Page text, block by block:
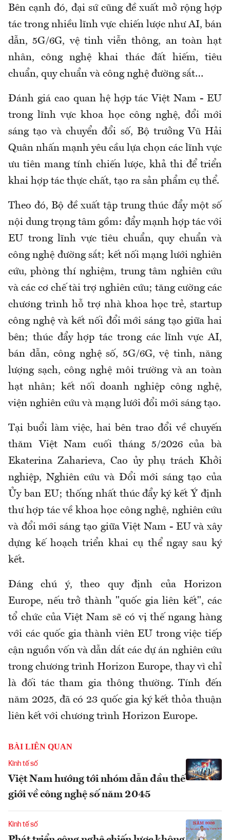
Bên cạnh đó, đại sứ cũng đề xuất mở rộng hợp
tác trong nhiều lĩnh vực chiến lược như AI, bán
dẫn, 5G/6G, vệ tinh viễn thông, an toàn hạt
nhân, công nghệ khai thác đất hiếm, tiêu
chuẩn, quy chuẩn và công nghệ đường sắt…
Đánh giá cao quan hệ hợp tác Việt Nam - EU
trong lĩnh vực khoa học công nghệ, đổi mới
sáng tạo và chuyển đổi số, Bộ trưởng Vũ Hải
Quân nhấn mạnh yêu cầu lựa chọn các lĩnh vực
ưu tiên mang tính chiến lược, khả thi để triển
khai hợp tác thực chất, tạo ra sản phẩm cụ thể.
Theo đó, Bộ đề xuất tập trung thúc đẩy một số
nội dung trọng tâm gồm: đẩy mạnh hợp tác với
EU trong lĩnh vực tiêu chuẩn, quy chuẩn và
công nghệ đường sắt; kết nối mạng lưới nghiên
cứu, phòng thí nghiệm, trung tâm nghiên cứu
và các cơ chế tài trợ nghiên cứu; tăng cường các
chương trình hỗ trợ nhà khoa học trẻ, startup
công nghệ và kết nối đổi mới sáng tạo giữa hai
bên; thúc đẩy hợp tác trong các lĩnh vực AI,
bán dẫn, công nghệ số, 5G/6G, vệ tinh, năng
lượng sạch, công nghệ môi trường và an toàn
hạt nhân; kết nối doanh nghiệp công nghệ,
viện nghiên cứu và mạng lưới đổi mới sáng tạo.
Tại buổi làm việc, hai bên trao đổi về chuyến
thăm Việt Nam cuối tháng 5/2026 của bà
Ekaterina Zaharieva, Cao ủy phụ trách Khởi
nghiệp, Nghiên cứu và Đổi mới sáng tạo của
Ủy ban EU; thống nhất thúc đẩy ký kết Ý định
thư hợp tác về khoa học công nghệ, nghiên cứu
và đổi mới sáng tạo giữa Việt Nam - EU và xây
dựng kế hoạch triển khai cụ thể ngay sau ký
kết.
Đáng chú ý, theo quy định của Horizon
Europe, nếu trở thành "quốc gia liên kết", các
tổ chức của Việt Nam sẽ có vị thế ngang hàng
với các quốc gia thành viên EU trong việc tiếp
cận nguồn vốn và dẫn dắt các dự án nghiên cứu
trong chương trình Horizon Europe, thay vì chỉ
là đối tác tham gia thông thường. Tính đến
năm 2025, đã có 23 quốc gia ký kết thỏa thuận
liên kết với chương trình Horizon Europe.
BÀI LIÊN QUAN
Kinh tế số
Việt Nam hướng tới nhóm dẫn đầu thế
giới về công nghệ số năm 2045
Kinh tế số